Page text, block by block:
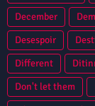
December
Desespoir
Different
Don't let them